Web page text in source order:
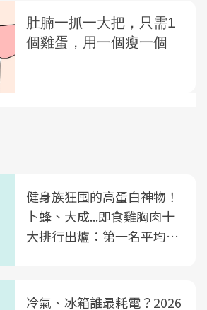
健身族狂囤的高蛋白神物！
卜蜂、大成...即食雞胸肉十
大排行出爐：第一名平均一
冷氣、冰箱誰最耗電？2026